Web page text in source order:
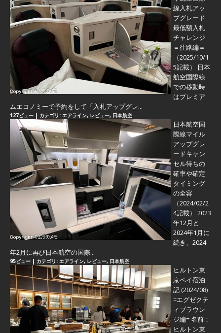
線入札アッ
プグレード
最低額入札
チャレンジ
＝往路編＝
（2025/10/1
5記載） 日本
航空国際線
での移動時
はプレミア
ムエコノミーで予約をして「入札アップグレ...
127ビュー | カテゴリ: エアライン, レビュー, 日本航空
日本航空国
際線マイル
アップグレ
ードキャン
セル待ちの
確率や確定
タイミング
の全容
（2024/02/2
4記載） 2023
年12月と
2024年1月に
続き、2024
年2月に再び日本航空の国際...
95ビュー | カテゴリ: エアライン, レビュー, 日本航空
ヒルトン東
京ベイ宿泊
記 (2024/08)
=エグゼクテ
ィブラウン
ジ編=名前：
ヒルトン東